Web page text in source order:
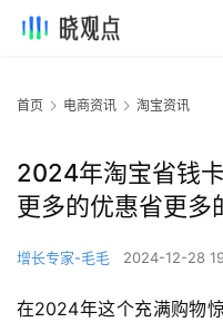
首页 电商资讯 淘宝资讯
2024年淘宝省钱
更多的优惠省更多
增长专家-毛毛 2024-12-28
在2024年这个充满购物